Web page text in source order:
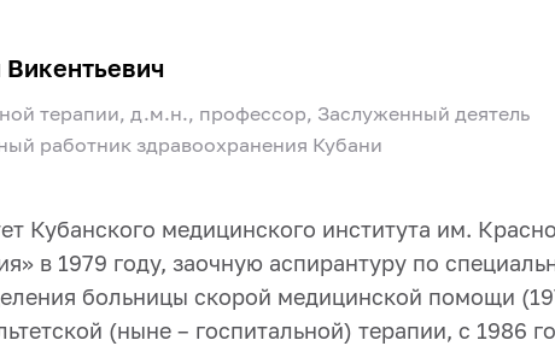
терапии, д.м.н., профессор, Заслуженный деятель
работник здравоохранения Кубани
Кубанского медицинского института им.
в 1979 году, заочную аспирантуру по
больницы скорой медицинской помощи
(ныне – госпитальной) терапии, с 1986